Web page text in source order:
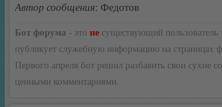
Автор сообщения: Федотов
Бот форума - это не существующий пользователь
публикует служебную информацию на страницах
Первого апреля бот решил разбавить свои сухие
ценными комментариями.